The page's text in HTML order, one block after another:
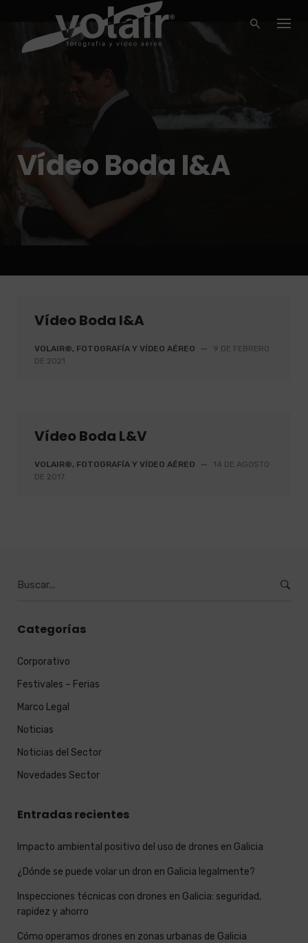
content
Vídeo Boda I&A
Vídeo Boda I&A
VOLAIR®, FOTOGRAFÍA Y VÍDEO AÉREO —
9 DE FEBRERO
DE 2021
Vídeo Boda L&V
VOLAIR®, FOTOGRAFÍA Y VÍDEO AÉREO —
14 DE AGOSTO
DE 2017
Categorías
Corporativo
Festivales – Ferias
Marco Legal
Noticias
Noticias del Sector
Novedades Sector
Entradas recientes
Impacto ambiental positivo del uso de drones en Galicia
¿Dónde se puede volar un dron en Galicia legalmente?
Inspecciones técnicas con drones en Galicia: seguridad,
rapidez y ahorro
Cómo operamos drones en zonas urbanas de Galicia